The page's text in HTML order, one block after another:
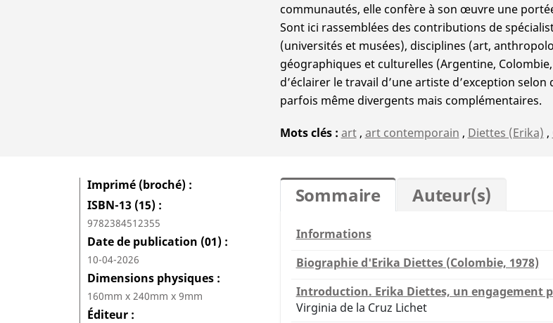
communautés, elle confère à son œuvre une
Sont ici rassemblées des contributions de
(universités et musées), disciplines (art,
géographiques et culturelles (Argentine,
d’éclairer le travail d’une artiste d’exception
parfois même divergents mais complémentaires.
Mots clés art, art contemporain , Diettes (Erika) ,
Imprimé (broché)
ISBN-13 (15)
9782384512355
Date de publication (01)
10-04-2026
Dimensions physiques
160mm x 240mm x 9mm
Éditeur
Sommaire Auteur(s)
Informations
Biographie d'Erika Diettes (Colombie, 1978)
Introduction. Erika Diettes, un engagement
Virginia de la Cruz Lichet